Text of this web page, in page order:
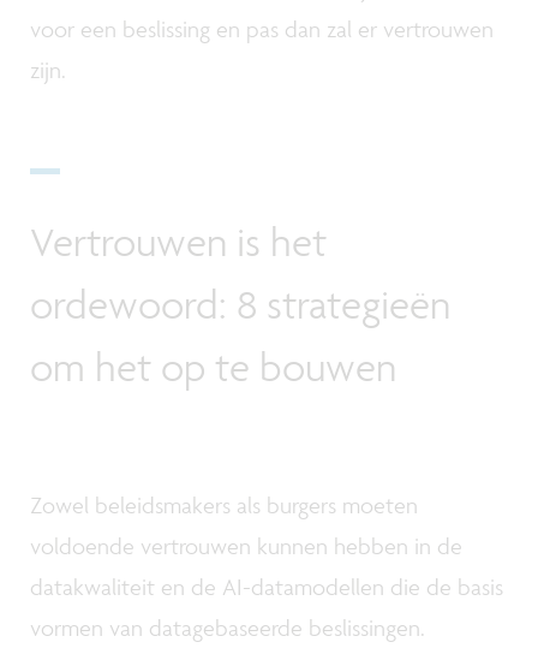
voor een beslissing en pas dan zal er vertrouwen
zijn.
Vertrouwen is het
ordewoord: 8 strategieën
om het op te bouwen
Zowel beleidsmakers als burgers moeten
voldoende vertrouwen kunnen hebben in de
datakwaliteit en de AI-datamodellen die de basis
vormen van datagebaseerde beslissingen.